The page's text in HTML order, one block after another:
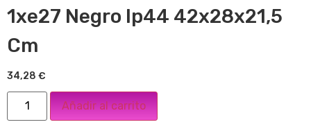
1xe27 Negro Ip44 42x28x21,5
Cm
34,28 €
Añadir al carrito